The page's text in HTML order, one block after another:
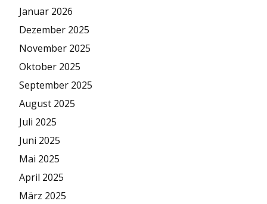
Januar 2026
Dezember 2025
November 2025
Oktober 2025
September 2025
August 2025
Juli 2025
Juni 2025
Mai 2025
April 2025
März 2025